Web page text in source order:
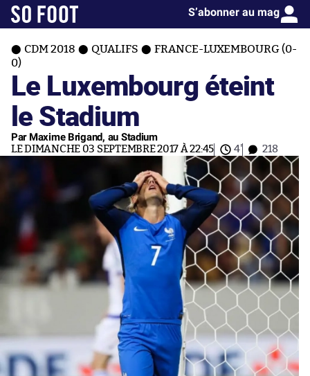
S’abonner au mag
CDM 2018 QUALIFS
FRANCE-LUXEMBOURG (0-
0)
Le Luxembourg éteint
le Stadium
Par Maxime Brigand, au Stadium
LE DIMANCHE 03 SEPTEMBRE 2017 À 22:45 4' 218